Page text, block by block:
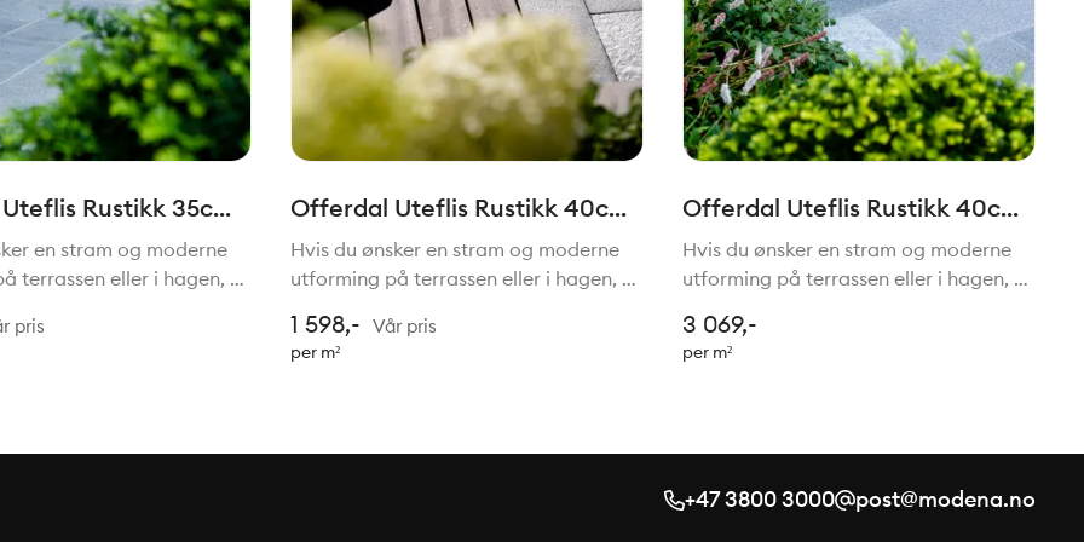
Rustikk 35cm
lengde T=12mm
en stram og moderne
terrassen eller i hagen, er
og en naturgitt
de sømløst og naturlig
pris
Offerdal Uteflis Rustikk 40cm
x fallende lengde T=12mm
Hvis du ønsker en stram og moderne
utforming på terrassen eller i hagen, er
Med rette linjer og en naturgitt
fargepalett glir de sømløst og naturlig
1 598,- Vår pris
per m²
Offerdal Uteflis Rustikk 40cm
x fallende lengder T=20mm
Hvis du ønsker en stram og moderne
utforming på terrassen eller i hagen, er
Med rette linjer og en naturgitt
fargepalett glir de sømløst og naturlig
3 069,-
per m²
+47 3800 3000 post@modena.no